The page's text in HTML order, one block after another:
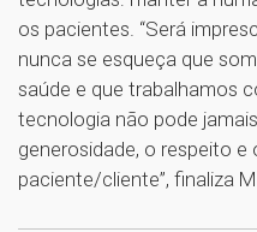
os pacientes. “Será
nunca se esqueça que
saúde e que trabalhamos
tecnologia não pode
generosidade, o respeito
paciente/cliente”, finaliza